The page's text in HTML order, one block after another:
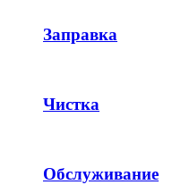
Заправка
Чистка
Обслуживание